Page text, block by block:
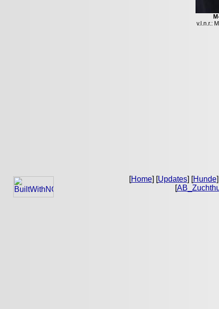
v.l.n.r.:
[Home] [Updates] [Hunde
[